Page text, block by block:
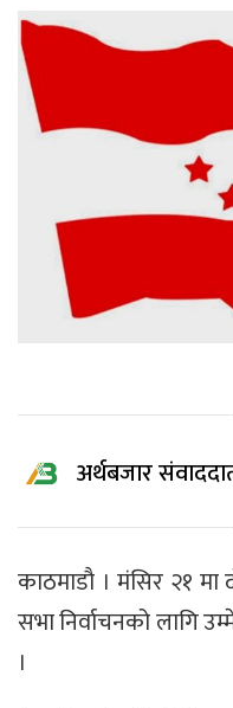
अर्थबजार
काठमाडाै । मंसिर २१ मा
सभा निर्वाचनको लागि
।